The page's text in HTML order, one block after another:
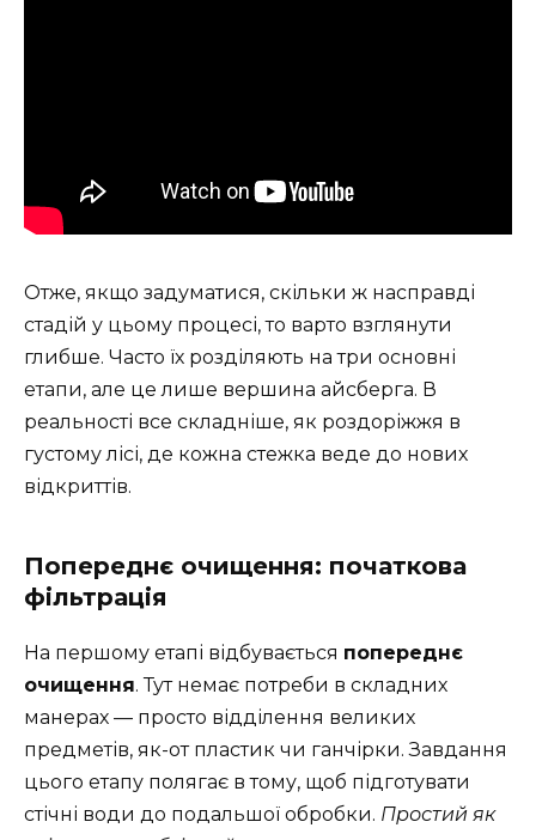
Отже, якщо задуматися, скільки ж насправді
стадій у цьому процесі, то варто взглянути
глибше. Часто їх розділяють на три основні
етапи, але це лише вершина айсберга. В
реальності все складніше, як роздоріжжя в
густому лісі, де кожна стежка веде до нових
відкриттів.
Попереднє очищення: початкова
фільтрація
На першому етапі відбувається попереднє
очищення. Тут немає потреби в складних
манерах — просто відділення великих
предметів, як-от пластик чи ганчірки. Завдання
цього етапу полягає в тому, щоб підготувати
стічні води до подальшої обробки. Простий як